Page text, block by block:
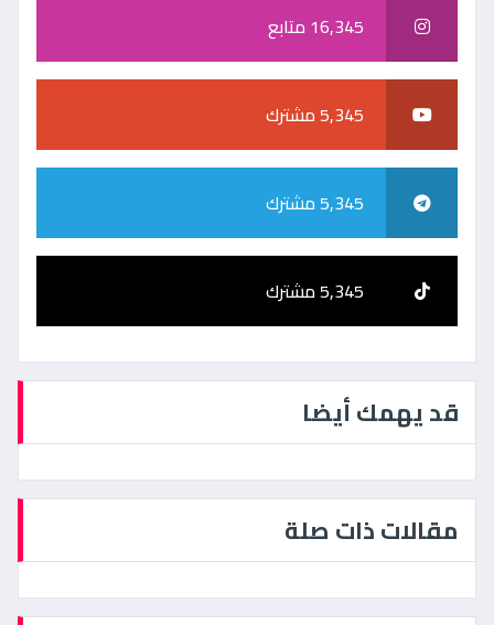
16,345 متابع
5,345 مشترك
5,345 مشترك
5,345 مشترك
قد يهمك أيضا
مقالات ذات صلة